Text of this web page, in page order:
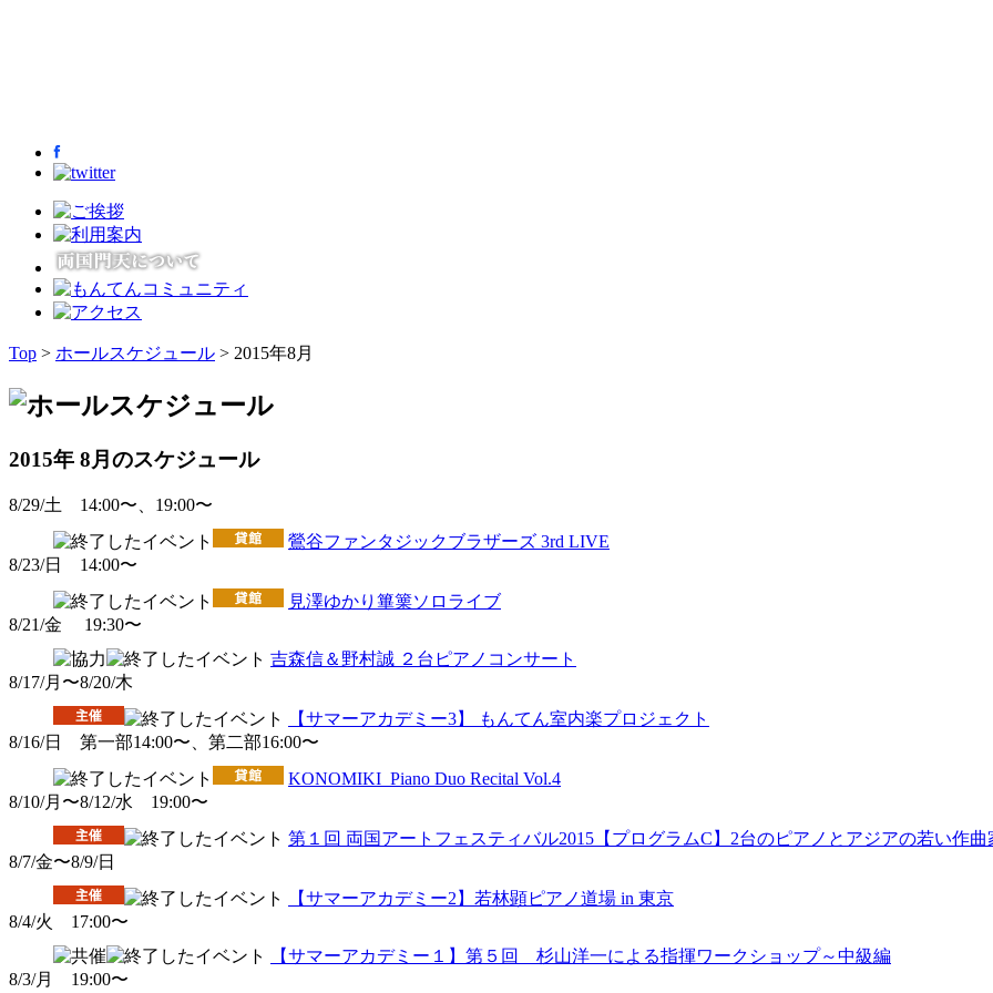
Top > ホールスケジュール > 2015年8月
2015年 8月のスケジュール
8/29/土 14:00〜、19:00〜
鶯谷ファンタジックブラザーズ 3rd LIVE
8/23/日 14:00〜
見澤ゆかり篳篥ソロライブ
8/21/金 19:30〜
吉森信＆野村誠 ２台ピアノコンサート
8/17/月〜8/20/木
【サマーアカデミー3】 もんてん室内楽プロジェクト
8/16/日 第一部14:00〜、第二部16:00〜
KONOMIKI Piano Duo Recital Vol.4
8/10/月〜8/12/水 19:00〜
第１回 両国アートフェスティバル2015【プログラムC】2台のピアノとアジアの若い作曲
8/7/金〜8/9/日
【サマーアカデミー2】若林顕ピアノ道場 in 東京
8/4/火 17:00〜
【サマーアカデミー１】第５回 杉山洋一による指揮ワークショップ～中級編
8/3/月 19:00〜